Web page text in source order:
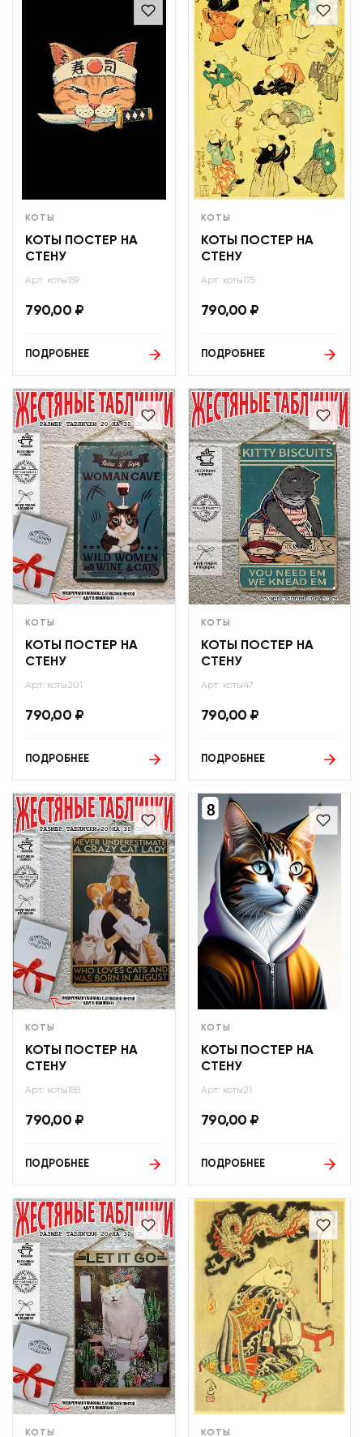
КОТЫ
КОТЫ ПОСТЕР НА
СТЕНУ
Арт: коты159
790,00 ₽
ПОДРОБНЕЕ
КОТЫ
КОТЫ ПОСТЕР НА
СТЕНУ
Арт: коты175
790,00 ₽
ПОДРОБНЕЕ
КОТЫ
КОТЫ ПОСТЕР НА
СТЕНУ
Арт: коты201
790,00 ₽
ПОДРОБНЕЕ
КОТЫ
КОТЫ ПОСТЕР НА
СТЕНУ
Арт: коты47
790,00 ₽
ПОДРОБНЕЕ
КОТЫ
КОТЫ ПОСТЕР НА
СТЕНУ
Арт: коты188
790,00 ₽
ПОДРОБНЕЕ
КОТЫ
КОТЫ ПОСТЕР НА
СТЕНУ
Арт: коты21
790,00 ₽
ПОДРОБНЕЕ
КОТЫ КОТЫ